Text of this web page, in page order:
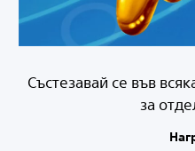
Състезавай се във
за